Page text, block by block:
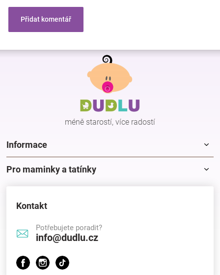
Přidat komentář
Z
méně starostí, více radostí
Informace
Pro maminky a tatínky
Kontakt
Potřebujete poradit?
info@dudlu.cz